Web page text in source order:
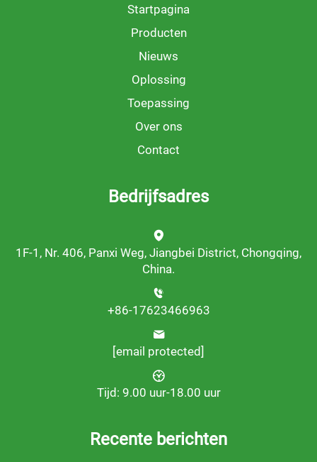
Startpagina
Producten
Nieuws
Oplossing
Toepassing
Over ons
Contact
Bedrijfsadres
1F-1, Nr. 406, Panxi Weg, Jiangbei District, Chongqing,
China.
+86-17623466963
[email protected]
Tijd: 9.00 uur-18.00 uur
Recente berichten